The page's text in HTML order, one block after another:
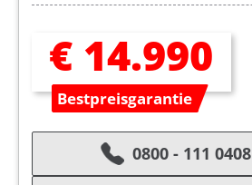
€ 14.990
Bestpreisgarantie
0800 - 111 0408